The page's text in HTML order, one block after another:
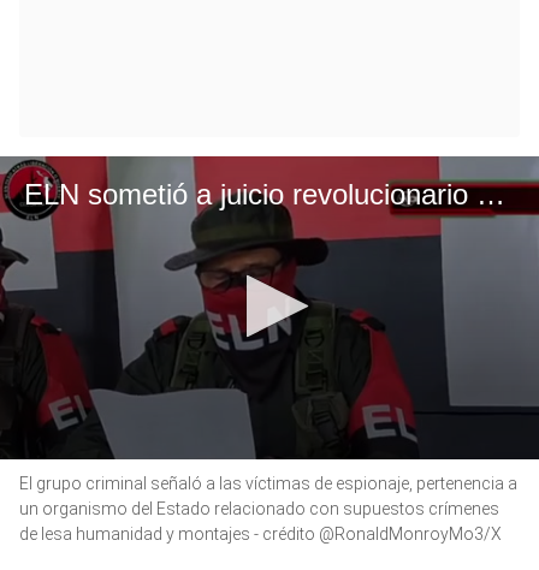
ELN sometió a juicio revolucionario a agentes del CTI y la Dijín
seconds
minutes,
El grupo criminal señaló a las víctimas de espionaje, pertenencia a
un organismo del Estado relacionado con supuestos crímenes
de lesa humanidad y montajes - crédito @RonaldMonroyMo3/X